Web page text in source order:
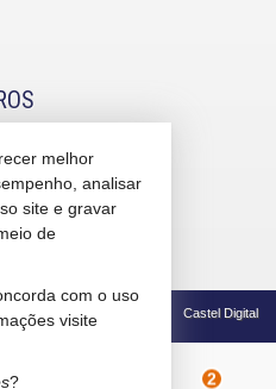
de Privacidade Castel Digital
melhor
analisar
site e gravar
de
com o uso
visite
?